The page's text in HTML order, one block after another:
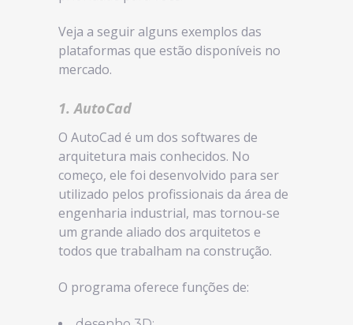
Veja a seguir alguns exemplos das
plataformas que estão disponíveis no
mercado.
1. AutoCad
O AutoCad é um dos softwares de
arquitetura mais conhecidos. No
começo, ele foi desenvolvido para ser
utilizado pelos profissionais da área de
engenharia industrial, mas tornou-se
um grande aliado dos arquitetos e
todos que trabalham na construção.
O programa oferece funções de: